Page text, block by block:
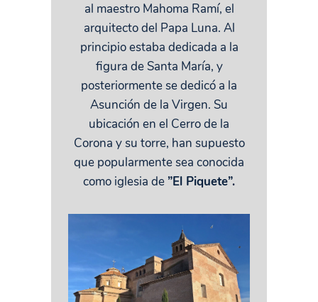
al maestro Mahoma Ramí, el
arquitecto del Papa Luna. Al
principio estaba dedicada a la
figura de Santa María, y
posteriormente se dedicó a la
Asunción de la Virgen. Su
ubicación en el Cerro de la
Corona y su torre, han supuesto
que popularmente sea conocida
como iglesia de ”El Piquete”.